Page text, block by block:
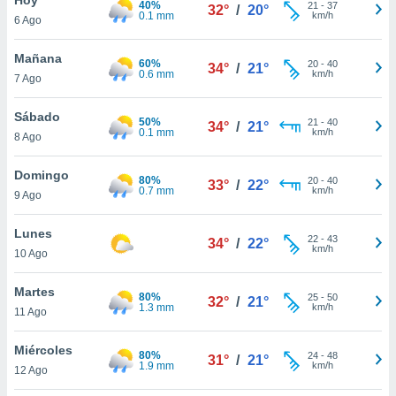
y
en
más
de
6 Ago
40%
0.1 mm
32° / 20° 21 - 37
km/h
Mañana
7 Ago
60%
0.6 mm
34° / 21° 20- 40
km/h
Sábado
8 Ago
50%
0.1 mm
34° / 21° 21 - 40
km/h
Domingo
9 Ago
80%
0.7 mm
33° / 22° 20- 40
km/h
Lunes
10 Ago
34° / 22° 22- 43
km/h
Martes
11 Ago
80%
1.3 mm
32° / 21° 25- 50
km/h
Miércoles
12 Ago
80%
1.9 mm
31° / 21° 24- 48
km/h